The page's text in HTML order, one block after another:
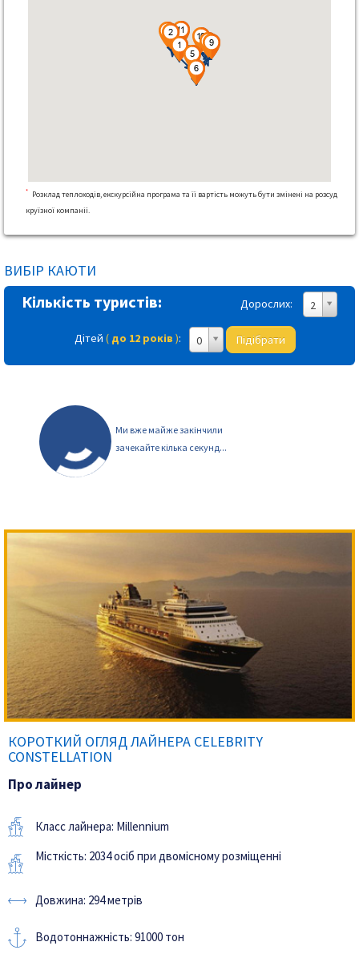
*
Розклад теплоходів, екскурсійна програма та її вартість можуть бути змінені на розсуд
круїзної компанії.
ВИБІР КАЮТИ
Кількість туристів: Дорослих: 2
Дітей ( до 12 років ): 0 Підібрати
Ми вже майже закінчили
зачекайте кілька секунд...
КОРОТКИЙ ОГЛЯД ЛАЙНЕРА CELEBRITY
CONSTELLATION
Про лайнер
Класс лайнера: Millennium
Місткість: 2034 осіб при двомісному розміщенні
Довжина: 294 метрів
Водотоннажність: 91000 тон